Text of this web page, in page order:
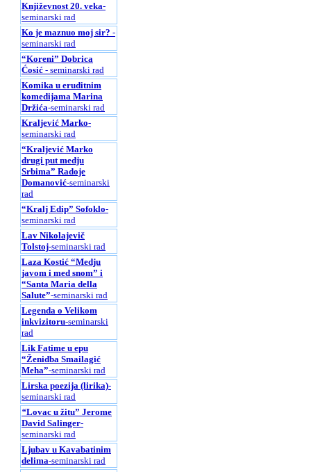
Književnost 20. veka-
seminarski rad
Ko je maznuo moj sir? -
seminarski rad
“Koreni” Dobrica
Ćosić - seminarski rad
Komika u eruditnim
komedijama Marina
Držića-seminarski rad
Kraljević Marko-
seminarski rad
“Kraljević Marko
drugi put medju
Srbima” Radoje
Domanović-seminarski
rad
“Kralj Edip” Sofoklo-
seminarski rad
Lav Nikolajevič
Tolstoj-seminarski rad
Laza Kostić “Medju
javom i med snom” i
“Santa Maria della
Salute”-seminarski rad
Legenda o Velikom
inkvizitoru-seminarski
rad
Lik Fatime u epu
“Ženidba Smailagić
Meha”-seminarski rad
Lirska poezija (lirika)-
seminarski rad
“Lovac u žitu” Jerome
David Salinger-
seminarski rad
Ljubav u Kavabatinim
delima-seminarski rad